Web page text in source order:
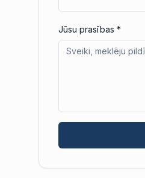
Jūsu prasības *